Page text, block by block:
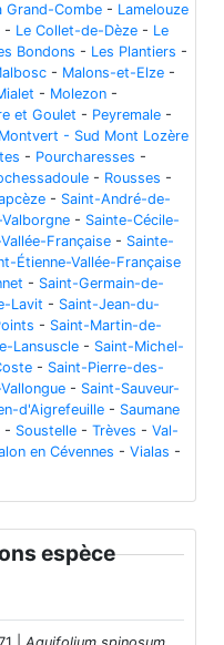
Grand-Combe - Lamelouze
- Le Collet-de-Dèze - Le
Bondons - Les Plantiers -
- Malons-et-Elze -
- Molezon -
et Goulet - Peyremale -
- Sud Mont Lozère
- Pourcharesses -
- Rousses -
- Saint-André-de-
- Sainte-Cécile-
Française - Sainte-
Étienne-Vallée-Française
- Saint-Germain-de-
Lavit - Saint-Jean-du-
- Saint-Martin-de-
Lansuscle - Saint-Michel-
- Saint-Pierre-des-
- Saint-Sauveur-
d'Aigrefeuille - Saumane
- Soustelle - Trèves - Val-
en Cévennes - Vialas -
espèce